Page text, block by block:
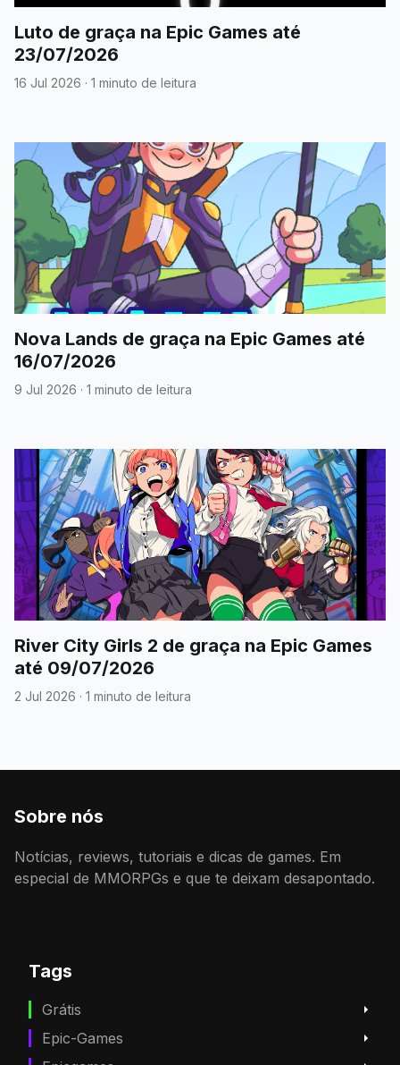
Luto de graça na Epic Games até
23/07/2026
16 Jul 2026 · 1 minuto de leitura
Nova Lands de graça na Epic Games até
16/07/2026
9 Jul 2026 · 1 minuto de leitura
River City Girls 2 de graça na Epic Games
até 09/07/2026
2 Jul 2026 · 1 minuto de leitura
Sobre nós
Notícias, reviews, tutoriais e dicas de games. Em
especial de MMORPGs e que te deixam desapontado.
Tags
Grátis
Epic-Games